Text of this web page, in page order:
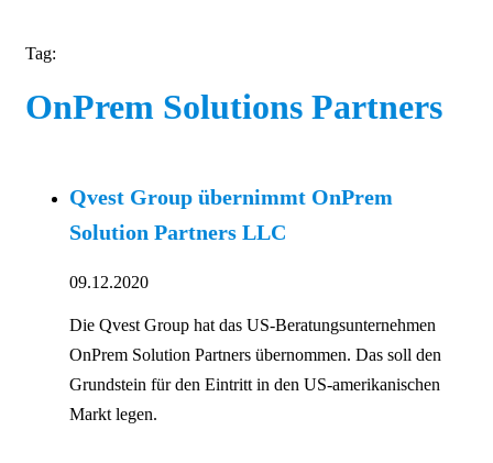
Tag:
OnPrem Solutions Partners
Qvest Group übernimmt OnPrem
Solution Partners LLC
09.12.2020
Die Qvest Group hat das US-Beratungsunternehmen
OnPrem Solution Partners übernommen. Das soll den
Grundstein für den Eintritt in den US-amerikanischen
Markt legen.